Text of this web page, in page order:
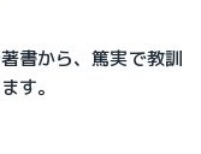
書から、篤実で教訓
す。